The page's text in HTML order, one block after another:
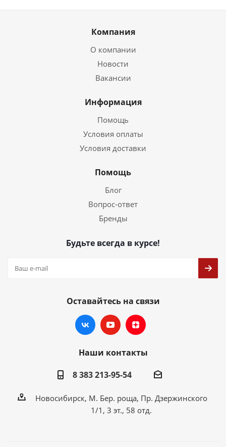
Компания
О компании
Новости
Вакансии
Информация
Помощь
Условия оплаты
Условия доставки
Помощь
Блог
Вопрос-ответ
Бренды
Будьте всегда в курсе!
Оставайтесь на связи
Наши контакты
8 383 213-95-54
Новосибирск, М. Бер. роща, Пр. Дзержинского
1/1, 3 эт., 58 отд.